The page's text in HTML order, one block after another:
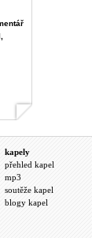
kapely
přehled kapel
mp3
soutěže kapel
blogy kapel